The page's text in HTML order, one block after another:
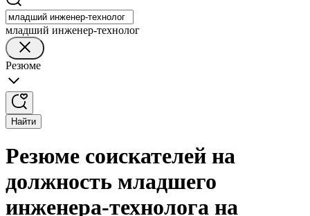
младший инженер-технолог
Резюме
Найти
Резюме соискателей на
должность младшего
инженера-технолога на